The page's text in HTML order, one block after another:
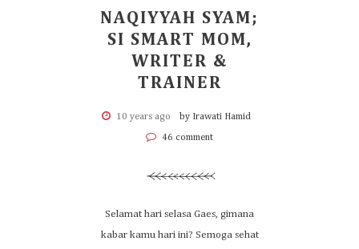
NAQIYYAH SYAM;
SI SMART MOM,
WRITER &
TRAINER
10 years ago by Irawati Hamid
46 comment
Selamat hari selasa Gaes, gimana
kabar kamu hari ini? Semoga sehat